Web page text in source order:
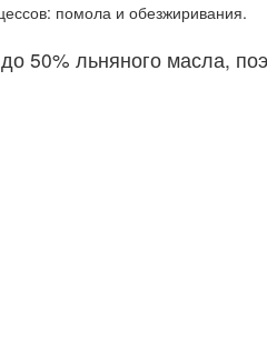
помола и обезжиривания.
50% льняного масла,